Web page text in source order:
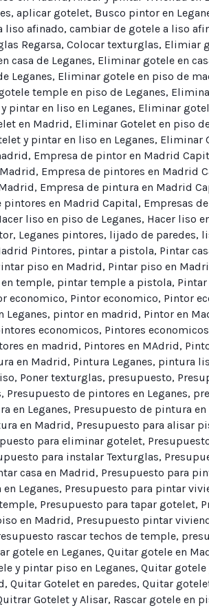
, aplicar gotelet, Busco pintor en
liso afinado, cambiar de gotele a liso
Regarsa, Colocar texturglas, Elimiar
casa de Leganes, Eliminar gotele en
Leganes, Eliminar gotele en piso de
temple en piso de Leganes,
pintar en liso en Leganes, Eliminar
en Madrid, Eliminar Gotelet en piso
y pintar en liso en Leganes, Eliminar
, Empresa de pintor en Madrid
, Empresa de pintores en Madrid
, Empresa de pintura en Madrid
pintores en Madrid Capital, Empresas
liso en piso de Leganes, Hacer liso
, Leganes pintores, lijado de paredes,
Pintores, pintar a pistola, Pintar
piso en Madrid, Pintar piso en
temple, pintar temple a pistola, Pintar
economico, Pintor economico, Pintor
Leganes, pintor en madrid, Pintor en
economicos, Pintores economicos
en madrid, Pintores en MAdrid,
en Madrid, Pintura Leganes, pintura
, Poner texturglas, presupuesto,
, Presupuesto de pintores en Leganes,
en Leganes, Presupuesto de pintura
en Madrid, Presupuesto para alisar
para eliminar gotelet,
para instalar Texturglas,
casa en Madrid, Presupuesto para
Leganes, Presupuesto para pintar
, Presupuesto para tapar gotelet,
en Madrid, Presupuesto pintar
rascar techos de temple,
gotele en Leganes, Quitar gotele en
y pintar piso en Leganes, Quitar
, Quitar Gotelet en paredes, Quitar
Gotelet y Alisar, Rascar gotele en